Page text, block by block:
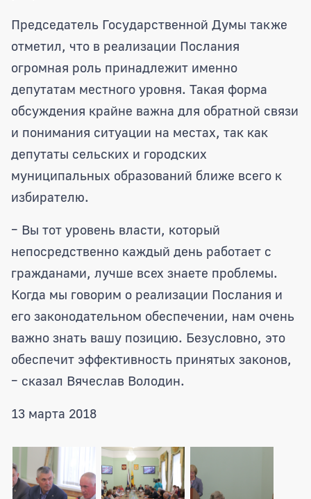
Председатель Государственной Думы также
отметил, что в реализации Послания
огромная роль принадлежит именно
депутатам местного уровня. Такая форма
обсуждения крайне важна для обратной связи
и понимания ситуации на местах, так как
депутаты сельских и городских
муниципальных образований ближе всего к
избирателю.
– Вы тот уровень власти, который
непосредственно каждый день работает с
гражданами, лучше всех знаете проблемы.
Когда мы говорим о реализации Послания и
его законодательном обеспечении, нам очень
важно знать вашу позицию. Безусловно, это
обеспечит эффективность принятых законов,
– сказал Вячеслав Володин.
13 марта 2018